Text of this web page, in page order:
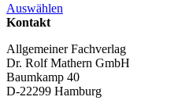
Auswählen
Kontakt
Allgemeiner Fachverlag
Dr. Rolf Mathern GmbH
Baumkamp 40
D-22299 Hamburg